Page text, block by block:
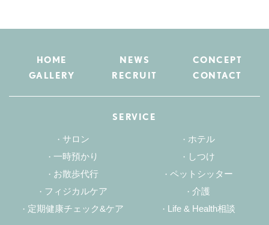
HOME NEWS
CONCEPT
GALLERY
RECRUIT CONTACT
SERVICE
サロン
ホテル
一時預かり
しつけ
お散歩代行
ペットシッター
フィジカルケア
介護
定期健康チェック&ケア
Life & Health相談